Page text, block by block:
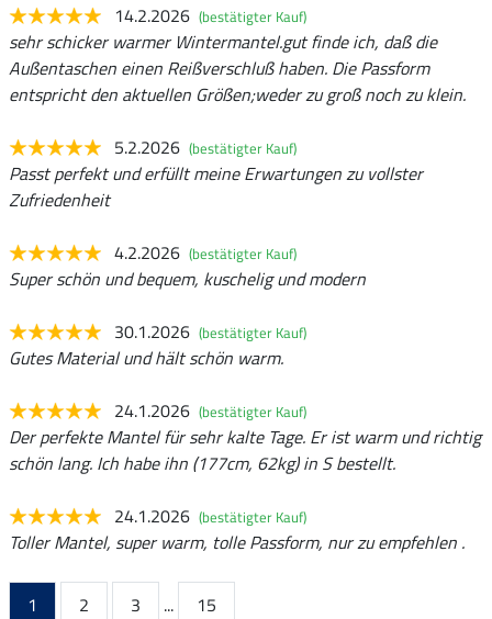
14.2.2026 (bestätigter Kauf)
sehr schicker warmer Wintermantel.gut finde ich, daß die
Außentaschen einen Reißverschluß haben. Die Passform
entspricht den aktuellen Größen;weder zu groß noch zu klein.
5.2.2026 (bestätigter Kauf)
Passt perfekt und erfüllt meine Erwartungen zu vollster
Zufriedenheit
4.2.2026 (bestätigter Kauf)
Super schön und bequem, kuschelig und modern
30.1.2026 (bestätigter Kauf)
Gutes Material und hält schön warm.
24.1.2026 (bestätigter Kauf)
Der perfekte Mantel für sehr kalte Tage. Er ist warm und richtig
schön lang. Ich habe ihn (177cm, 62kg) in S bestellt.
24.1.2026 (bestätigter Kauf)
Toller Mantel, super warm, tolle Passform, nur zu empfehlen .
1 2 3 ...
15